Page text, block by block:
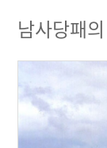
남사당패